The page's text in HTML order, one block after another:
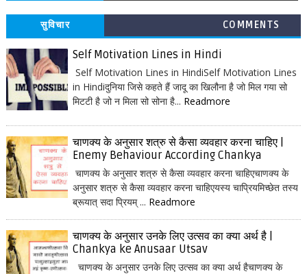
सुविचार COMMENTS
Self Motivation Lines in Hindi
Self Motivation Lines in HindiSelf Motivation Lines
in Hindiदुनिया जिसे कहते हैं जादू का खिलौना है जो मिल गया सो
मिटटी है जो न मिला सो सोना है... Readmore
चाणक्य के अनुसार शत्रु से कैसा व्यवहार करना चाहिए |
Enemy Behaviour According Chankya
चाणक्य के अनुसार शत्रु से कैसा व्यवहार करना चाहिएचाणक्य के
अनुसार शत्रु से कैसा व्यवहार करना चाहिएयस्य चाप्रियमिच्छेत तस्य
ब्रूयात् सदा प्रियम् ... Readmore
चाणक्य के अनुसार उनके लिए उत्सव का क्या अर्थ है |
Chankya ke Anusaar Utsav
चाणक्य के अनुसार उनके लिए उत्सव का क्या अर्थ हैचाणक्य के